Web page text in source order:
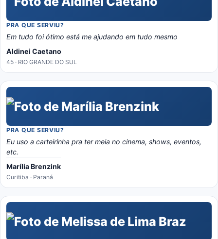
PRA QUE SERVIU?
Em tudo foi ótimo está me ajudando em tudo mesmo
Aldinei Caetano
45 · RIO GRANDE DO SUL
PRA QUE SERVIU?
Eu uso a carteirinha pra ter meia no cinema, shows, eventos,
etc.
Marília Brenzink
Curitiba · Paraná